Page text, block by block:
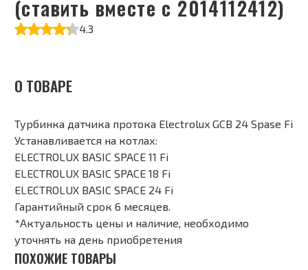
(ставить вместе с 2014112412)
4.3
О ТОВАРЕ
Турбинка датчика протока Electrolux GCB 24 Spase Fi
Устанавливается на котлах:
ELECTROLUX BASIC SPACE 11 Fi
ELECTROLUX BASIC SPACE 18 Fi
ELECTROLUX BASIC SPACE 24 Fi
Гарантийный срок 6 месяцев.
*Актуальность цены и наличие, необходимо
уточнять на день приобретения
ПОХОЖИЕ ТОВАРЫ